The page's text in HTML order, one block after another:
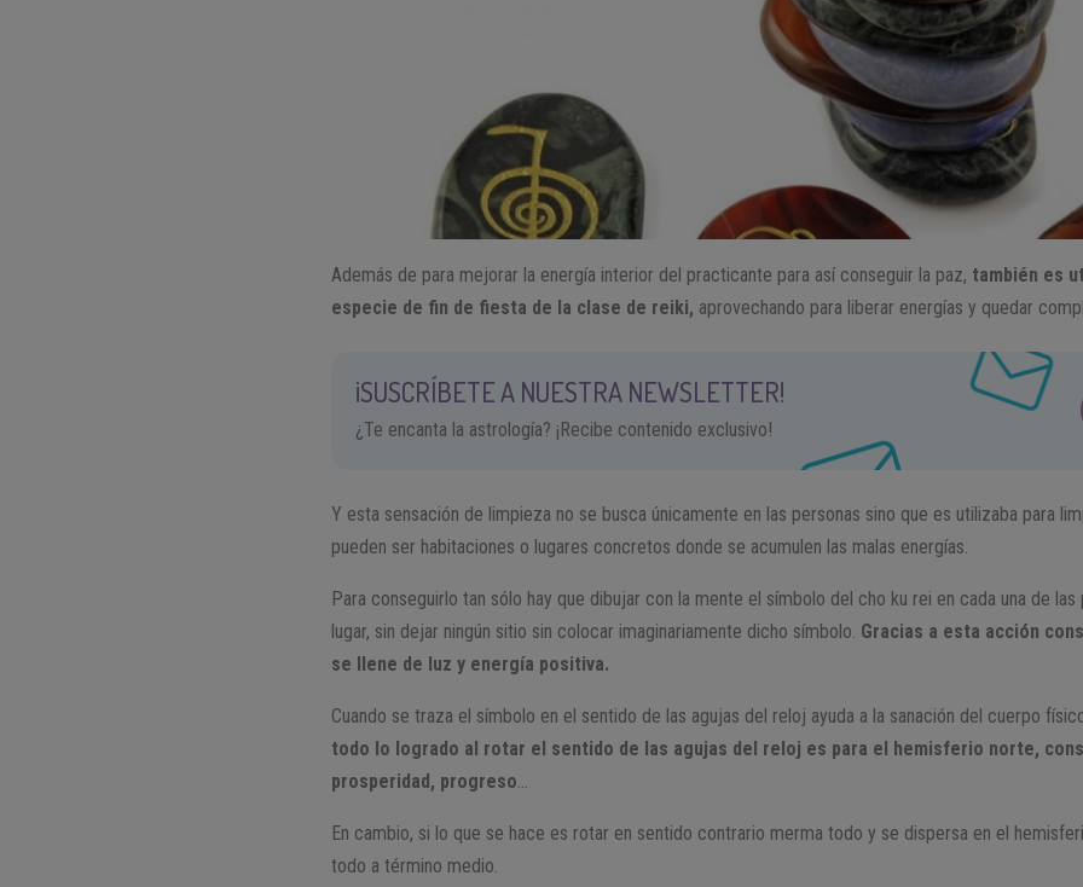
Además de para mejorar la energía interior del practicante para así conseguir la paz, también es
especie de fin de fiesta de la clase de reiki, aprovechando para liberar energías y quedar
¡SUSCRÍBETE A NUESTRA NEWSLETTER!
¿Te encanta la astrología? ¡Recibe contenido exclusivo!
Y esta sensación de limpieza no se busca únicamente en las personas sino que es utilizaba para
pueden ser habitaciones o lugares concretos donde se acumulen las malas energías.
Para conseguirlo tan sólo hay que dibujar con la mente el símbolo del cho ku rei en cada una de
lugar, sin dejar ningún sitio sin colocar imaginariamente dicho símbolo. Gracias a esta acción
se llene de luz y energía positiva.
Cuando se traza el símbolo en el sentido de las agujas del reloj ayuda a la sanación del cuerpo
todo lo logrado al rotar el sentido de las agujas del reloj es para el hemisferio norte,
prosperidad, progreso…
En cambio, si lo que se hace es rotar en sentido contrario merma todo y se dispersa en el
todo a término medio.